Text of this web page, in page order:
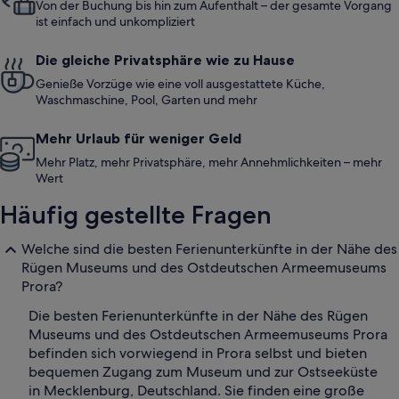
Von der Buchung bis hin zum Aufenthalt – der gesamte Vorgang
ist einfach und unkompliziert
Die gleiche Privatsphäre wie zu Hause
Genieße Vorzüge wie eine voll ausgestattete Küche,
Waschmaschine, Pool, Garten und mehr
Mehr Urlaub für weniger Geld
Mehr Platz, mehr Privatsphäre, mehr Annehmlichkeiten – mehr
Wert
Häufig gestellte Fragen
Welche sind die besten Ferienunterkünfte in der Nähe des
Rügen Museums und des Ostdeutschen Armeemuseums
Prora?
Die besten Ferienunterkünfte in der Nähe des Rügen
Museums und des Ostdeutschen Armeemuseums Prora
befinden sich vorwiegend in Prora selbst und bieten
bequemen Zugang zum Museum und zur Ostseeküste
in Mecklenburg, Deutschland. Sie finden eine große